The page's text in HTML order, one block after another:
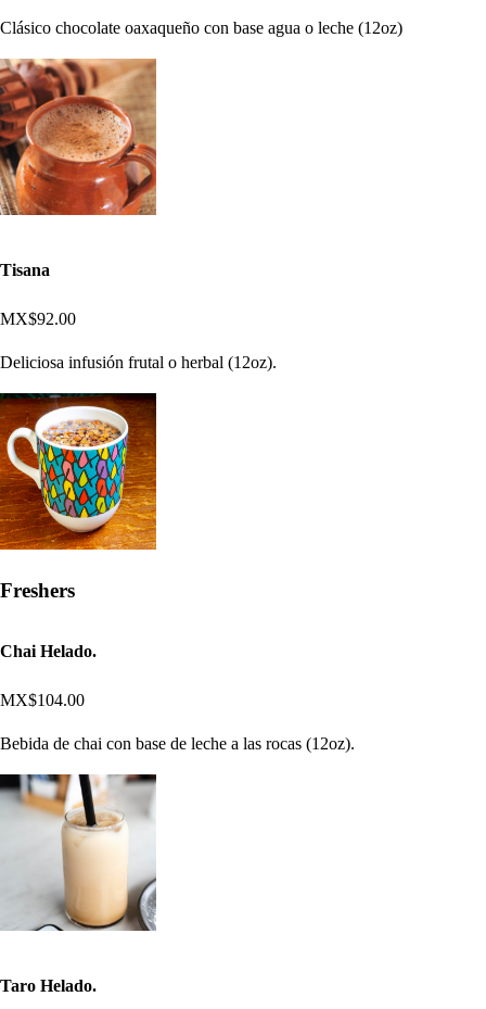
Clásico chocolate oaxaqueño con base agua o leche (12oz)
Tisana
MX$92.00
Deliciosa infusión frutal o herbal (12oz).
Freshers
Chai Helado.
MX$104.00
Bebida de chai con base de leche a las rocas (12oz).
Taro Helado.